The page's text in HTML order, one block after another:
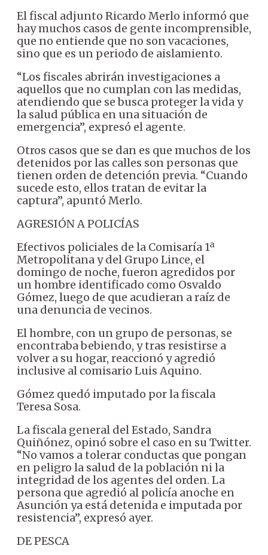
El fiscal adjunto Ricardo Merlo informó que
hay muchos casos de gente incomprensible,
que no entiende que no son vacaciones,
sino que es un periodo de aislamiento.
“Los fiscales abrirán investigaciones a
aquellos que no cumplan con las medidas,
atendiendo que se busca proteger la vida y
la salud pública en una situación de
emergencia”, expresó el agente.
Otros casos que se dan es que muchos de los
detenidos por las calles son personas que
tienen orden de detención previa. “Cuando
sucede esto, ellos tratan de evitar la
captura”, apuntó Merlo.
AGRESIÓN A POLICÍAS
Efectivos policiales de la Comisaría 1ª
Metropolitana y del Grupo Lince, el
domingo de noche, fueron agredidos por
un hombre identificado como Osvaldo
Gómez, luego de que acudieran a raíz de
una denuncia de vecinos.
El hombre, con un grupo de personas, se
encontraba bebiendo, y tras resistirse a
volver a su hogar, reaccionó y agredió
inclusive al comisario Luis Aquino.
Gómez quedó imputado por la fiscala
Teresa Sosa.
La fiscala general del Estado, Sandra
Quiñónez, opinó sobre el caso en su Twitter.
“No vamos a tolerar conductas que pongan
en peligro la salud de la población ni la
integridad de los agentes del orden. La
persona que agredió al policía anoche en
Asunción ya está detenida e imputada por
resistencia”, expresó ayer.
DE PESCA